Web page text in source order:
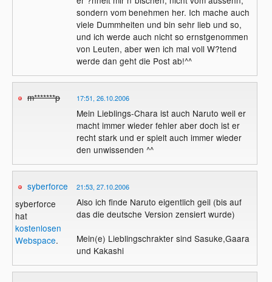
sondern vom benehmen her. Ich mache auch
viele Dummheiten und bin sehr lieb und so,
und ich werde auch nicht so ernstgenommen
von Leuten, aber wen ich mal voll W?tend
werde dan geht die Post ab!^^
m*******p 17:51, 26.10.2006
Mein Lieblings-Chara ist auch Naruto weil er
macht immer wieder fehler aber doch ist er
recht stark und er spielt auch immer wieder
den unwissenden ^^
syberforce
syberforce
hat
kostenlosen
Webspace.
21:53, 27.10.2006
Also ich finde Naruto eigentlich geil (bis auf
das die deutsche Version zensiert wurde)
Mein(e) Lieblingschrakter sind Sasuke,Gaara
und Kakashi